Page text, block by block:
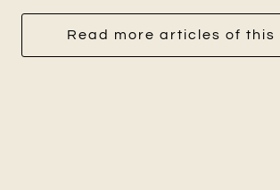
Read more articles of this